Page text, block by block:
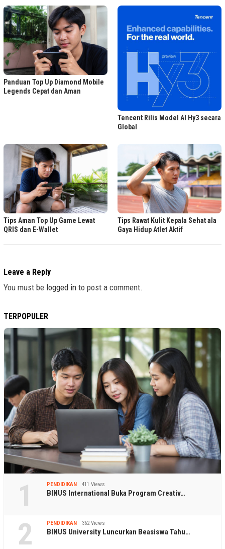
Panduan Top Up Diamond Mobile
Legends Cepat dan Aman
Tencent Rilis Model AI Hy3 secara
Global
Tips Aman Top Up Game Lewat
QRIS dan E-Wallet
Tips Rawat Kulit Kepala Sehat ala
Gaya Hidup Atlet Aktif
Leave a Reply
You must be logged in to post a comment.
TERPOPULER
1 PENDIDIKAN 411 Views
BINUS International Buka Program Creativ…
2 PENDIDIKAN 362 Views
BINUS University Luncurkan Beasiswa Tahu…